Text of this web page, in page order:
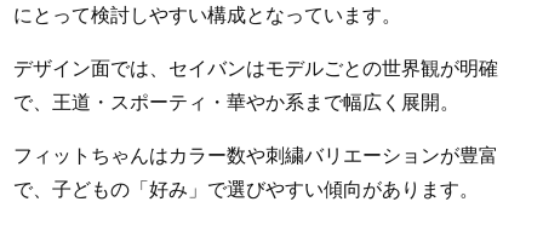
にとって検討しやすい構成となっています。
デザイン面では、セイバンはモデルごとの世界観が明確
で、王道・スポーティ・華やか系まで幅広く展開。
フィットちゃんはカラー数や刺繍バリエーションが豊富
で、子どもの「好み」で選びやすい傾向があります。